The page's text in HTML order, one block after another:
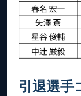
引退選手